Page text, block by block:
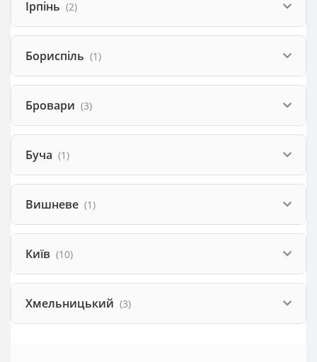
Ірпінь (2)
Бориспіль (1)
Бровари (3)
Буча (1)
Вишневе (1)
Київ (10)
Хмельницький (3)